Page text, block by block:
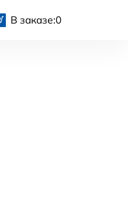
В заказе:0